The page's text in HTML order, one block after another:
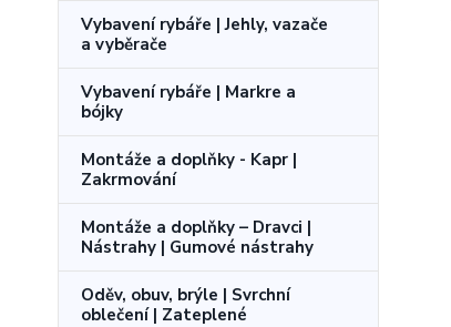
Vybavení rybáře | Jehly, vazače
a vyběrače
Vybavení rybáře | Markre a
bójky
Montáže a doplňky - Kapr |
Zakrmování
Montáže a doplňky – Dravci |
Nástrahy | Gumové nástrahy
Oděv, obuv, brýle | Svrchní
oblečení | Zateplené